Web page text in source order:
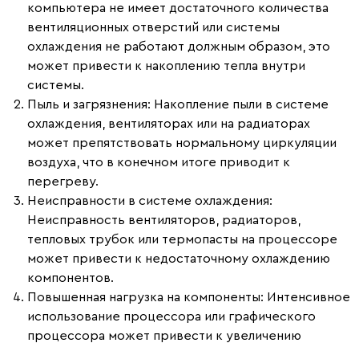
компьютера не имеет достаточного количества
вентиляционных отверстий или системы
охлаждения не работают должным образом, это
может привести к накоплению тепла внутри
системы.
Пыль и загрязнения: Накопление пыли в системе
охлаждения, вентиляторах или на радиаторах
может препятствовать нормальному циркуляции
воздуха, что в конечном итоге приводит к
перегреву.
Неисправности в системе охлаждения:
Неисправность вентиляторов, радиаторов,
тепловых трубок или термопасты на процессоре
может привести к недостаточному охлаждению
компонентов.
Повышенная нагрузка на компоненты: Интенсивное
использование процессора или графического
процессора может привести к увеличению